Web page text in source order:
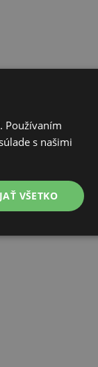
Používaním
s našimi
VŠETKO